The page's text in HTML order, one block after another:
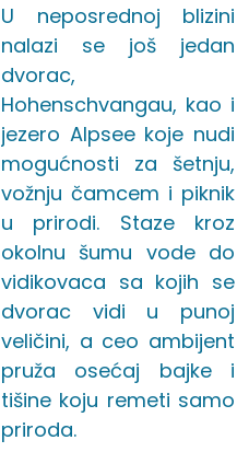
U neposrednoj blizini
nalazi se još jedan
dvorac,
Hohenschvangau, kao i
jezero Alpsee koje nudi
mogućnosti za šetnju,
vožnju čamcem i piknik
u prirodi. Staze kroz
okolnu šumu vode do
vidikovaca sa kojih se
dvorac vidi u punoj
veličini, a ceo ambijent
pruža osećaj bajke i
tišine koju remeti samo
priroda.